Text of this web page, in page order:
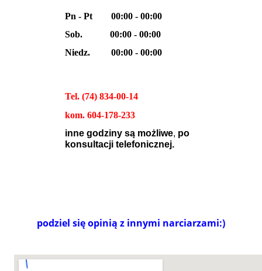
Pn - Pt 00:00 - 00:00
Sob.
00:00 - 00:00
Niedz. 00:00 - 00:00
Tel. (74) 834-00-14
kom. 604-178-233
inne godziny są możliwe, po
konsultacji telefonicznej.
podziel się opinią z innymi narciarzami:)